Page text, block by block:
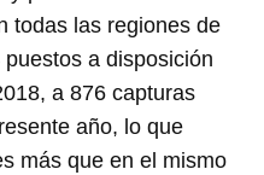
todas las regiones de
a disposición
a 876 capturas
año, lo que
más que en el mismo